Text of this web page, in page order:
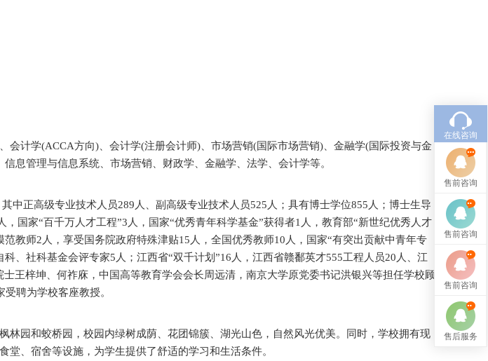
会计学(ACCA方向)、会计学(注册会计师)、市场营销(国际市场营销)、金融学(国际投资与金
息管理与信息系统、市场营销、财政学、金融学、法学、会计学等。
中正高级专业技术人员289人、副高级专业技术人员525人；具有博士学位855人；博士生导
，国家“百千万人才工程”3人，国家“优秀青年科学基金”获得者1人，教育部“新世纪优秀人才
教师2人，享受国务院政府特殊津贴15人，全国优秀教师10人，国家“有突出贡献中青年专
、社科基金会评专家5人；江西省“双千计划”16人，江西省赣鄱英才555工程人员20人、江
王梓坤、何祚庥，中国高等教育学会会长周远清，南京大学原党委书记洪银兴等担任学校顾
聘为学校客座教授。
林园和蛟桥园，校园内绿树成荫、花团锦簇、湖光山色，自然风光优美。同时，学校拥有现
堂、宿舍等设施，为学生提供了舒适的学习和生活条件。
在线咨询
售前咨询
售前咨询
售前咨询
售后服务